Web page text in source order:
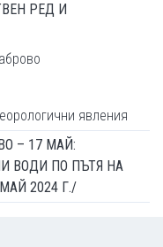
РЕД И
явления
– 17 МАЙ:
ВОДИ ПО ПЪТЯ НА
2024 Г./